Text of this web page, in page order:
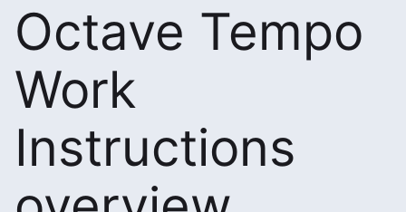
Octave Tempo
Work
Instructions